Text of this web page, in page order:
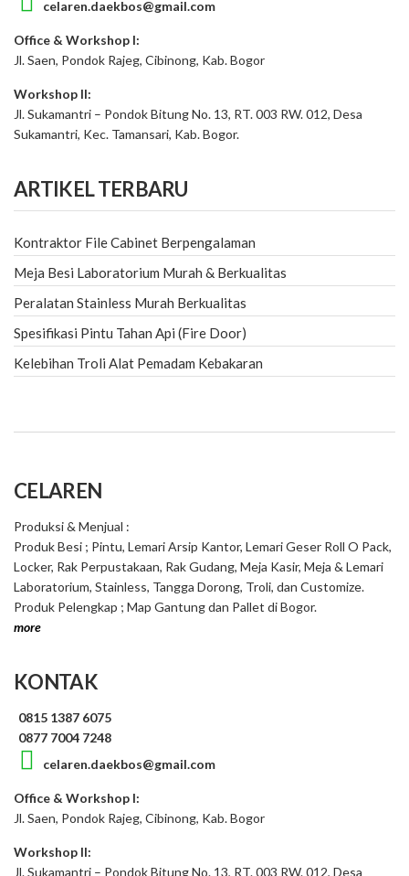
celaren.daekbos@gmail.com
Office & Workshop I:
Jl. Saen, Pondok Rajeg, Cibinong, Kab. Bogor
Workshop II:
Jl. Sukamantri – Pondok Bitung No. 13, RT. 003 RW. 012, Desa
Sukamantri, Kec. Tamansari, Kab. Bogor.
ARTIKEL TERBARU
Kontraktor File Cabinet Berpengalaman
Meja Besi Laboratorium Murah & Berkualitas
Peralatan Stainless Murah Berkualitas
Spesifikasi Pintu Tahan Api (Fire Door)
Kelebihan Troli Alat Pemadam Kebakaran
CELAREN
Produksi & Menjual :
Produk Besi ; Pintu, Lemari Arsip Kantor, Lemari Geser Roll O Pack,
Locker, Rak Perpustakaan, Rak Gudang, Meja Kasir, Meja & Lemari
Laboratorium, Stainless, Tangga Dorong, Troli, dan Customize.
Produk Pelengkap ; Map Gantung dan Pallet di Bogor.
more
KONTAK
0815 1387 6075
0877 7004 7248
celaren.daekbos@gmail.com
Office & Workshop I:
Jl. Saen, Pondok Rajeg, Cibinong, Kab. Bogor
Workshop II:
Jl. Sukamantri – Pondok Bitung No. 13, RT. 003 RW. 012, Desa